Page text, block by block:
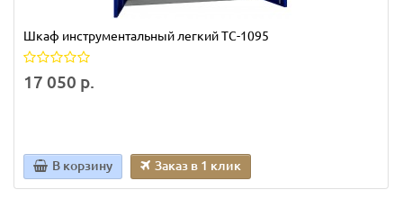
Шкаф инструментальный легкий TC-1095
17 050 р.
В корзину Заказ в 1 клик